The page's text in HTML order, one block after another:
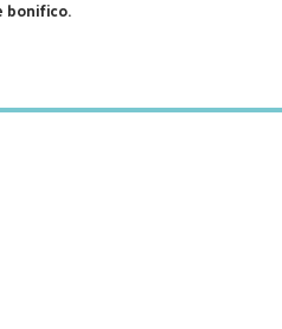
bonifico.